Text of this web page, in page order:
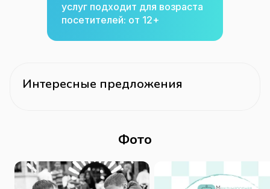
услуг подходит для возраста
посетителей: от 12+
Интересные предложения
Фото